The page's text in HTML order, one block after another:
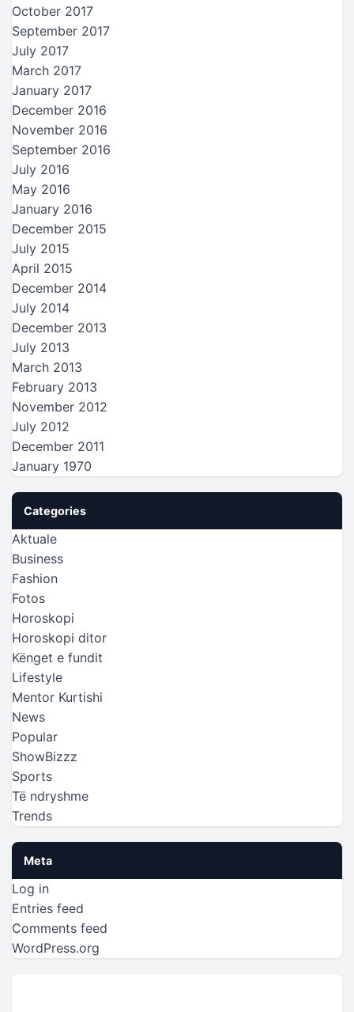
October 2017
September 2017
July 2017
March 2017
January 2017
December 2016
November 2016
September 2016
July 2016
May 2016
January 2016
December 2015
July 2015
April 2015
December 2014
July 2014
December 2013
July 2013
March 2013
February 2013
November 2012
July 2012
December 2011
January 1970
Categories
Aktuale
Business
Fashion
Fotos
Horoskopi
Horoskopi ditor
Kënget e fundit
Lifestyle
Mentor Kurtishi
News
Popular
ShowBizzz
Sports
Të ndryshme
Trends
Meta
Log in
Entries feed
Comments feed
WordPress.org